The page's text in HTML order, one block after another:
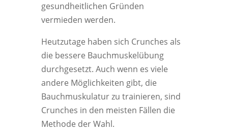
gesundheitlichen Gründen
vermieden werden.
Heutzutage haben sich Crunches als
die bessere Bauchmuskelübung
durchgesetzt. Auch wenn es viele
andere Möglichkeiten gibt, die
Bauchmuskulatur zu trainieren, sind
Crunches in den meisten Fällen die
Methode der Wahl.